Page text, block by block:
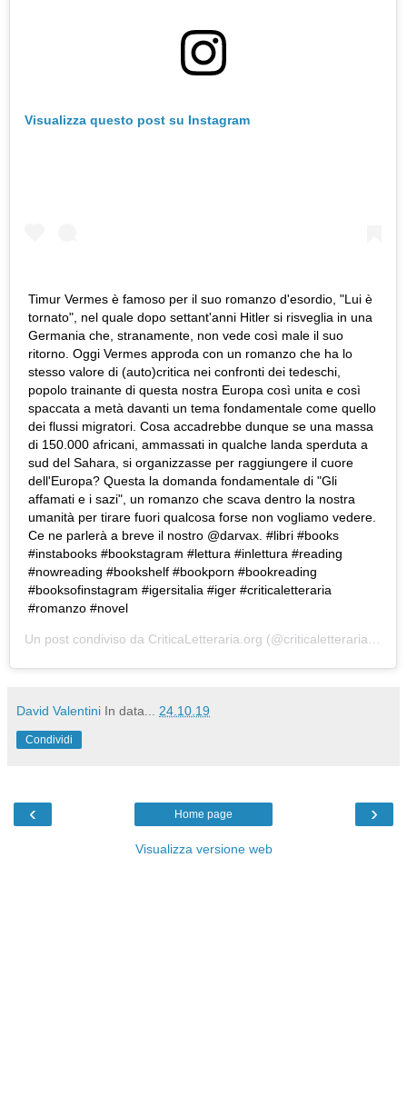
Visualizza questo post su Instagram
Timur Vermes è famoso per il suo romanzo d'esordio, "Lui è
tornato", nel quale dopo settant'anni Hitler si risveglia in una
Germania che, stranamente, non vede così male il suo
ritorno. Oggi Vermes approda con un romanzo che ha lo
stesso valore di (auto)critica nei confronti dei tedeschi,
popolo trainante di questa nostra Europa così unita e così
spaccata a metà davanti un tema fondamentale come quello
dei flussi migratori. Cosa accadrebbe dunque se una massa
di 150.000 africani, ammassati in qualche landa sperduta a
sud del Sahara, si organizzasse per raggiungere il cuore
dell'Europa? Questa la domanda fondamentale di "Gli
affamati e i sazi", un romanzo che scava dentro la nostra
umanità per tirare fuori qualcosa forse non vogliamo vedere.
Ce ne parlerà a breve il nostro @darvax. #libri #books
#instabooks #bookstagram #lettura #inlettura #reading
#nowreading #bookshelf #bookporn #bookreading
#booksofinstagram #igersitalia #iger #criticaletteraria
#romanzo #novel
Un post condiviso da CriticaLetteraria.org (@criticaletteraria) in data:
David Valentini In data... 24.10.19
Condividi
‹ ›
Home page
Visualizza versione web